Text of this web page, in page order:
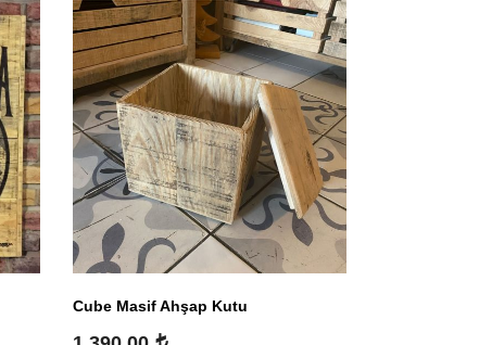
Cube Masif Ahşap Kutu